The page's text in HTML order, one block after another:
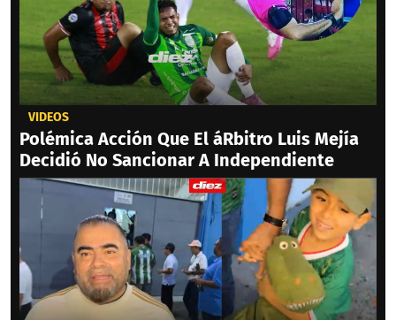
VIDEOS
Polémica Acción Que El áRbitro Luis Mejía
Decidió No Sancionar A Independiente